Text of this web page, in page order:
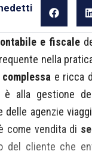
e fiscale
nella
complessa e ricca
alla gestione
delle agenzie
come vendita di
del cliente che